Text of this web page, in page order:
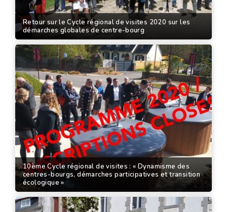
Retour sur le Cycle régional de visites 2020 sur les
démarches globales de centre-bourg
10ème Cycle régional de visites : « Dynamisme des
centres-bourgs, démarches participatives et transition
écologique »